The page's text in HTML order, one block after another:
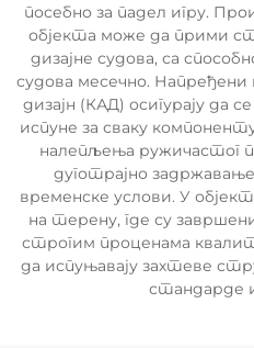
посебно за падел игру.
објекта може да прими
дизајне судова, са
судова месечно.
дизајн (КАД) осигурају да
испуне за сваку
налепљења ружичастог
дуготрајно
временске услови. У
на терену, где су
строгим проценама
да испуњавају захтеве
стандарде